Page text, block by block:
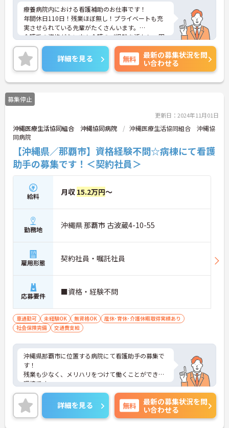
療養病院内における看護補助のお仕事です！
年間休日110日！残業ほぼ無し！プライベートも充
実させられている先輩がたくさんいます。
介護系の資格がない方も介護のご経験を活かし、即
戦力としてご活躍いただける環境です。
各種手当も充実しており、長く安心してご就業いた
だけます。
ご興味ある方には、面接のポイントなど、さらに詳
細をお話致しますのでお気軽にご相談ください。
詳細を見る 無料
最新の募集状況を問
い合わせる
募集停止
更新日：2024年11月01日
沖縄医療生活協同組合 沖縄協同病院
沖縄医療生活協同組合 沖縄協
同病院
【沖縄県／那覇市】資格経験不問☆病棟にて看護
助手の募集です！＜契約社員＞
給料 月収 15.2万円～
勤務地 沖縄県 那覇市 古波蔵4-10-55
雇用形態 契約社員・嘱託社員
応募要件 ■資格・経験不問
車通勤可 未経験OK 無資格OK
産休･育休･介護休暇取得実績あり
社会保険完備
交通費支給
沖縄県那覇市に位置する病院にて看護助手の募集で
す！
残業も少なく、メリハリをつけて働くことができる
環境です。
ご興味ある方には、面接対策ポイントなど、さらに
詳細をお話しいたしますのでお気軽にご相談くださ
い！
詳細を見る 無料
最新の募集状況を問
い合わせる